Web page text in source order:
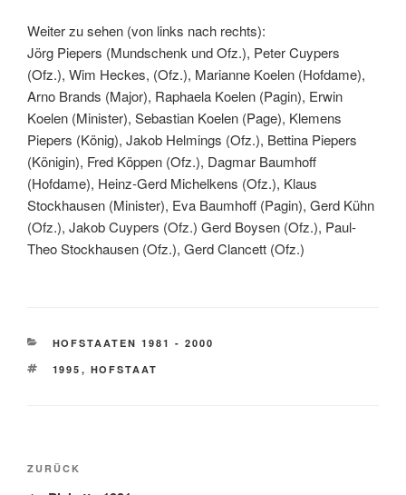
Weiter zu sehen (von links nach rechts):
Jörg Piepers (Mundschenk und Ofz.), Peter Cuypers
(Ofz.), Wim Heckes, (Ofz.), Marianne Koelen (Hofdame),
Arno Brands (Major), Raphaela Koelen (Pagin), Erwin
Koelen (Minister), Sebastian Koelen (Page), Klemens
Piepers (König), Jakob Helmings (Ofz.), Bettina Piepers
(Königin), Fred Köppen (Ofz.), Dagmar Baumhoff
(Hofdame), Heinz-Gerd Michelkens (Ofz.), Klaus
Stockhausen (Minister), Eva Baumhoff (Pagin), Gerd Kühn
(Ofz.), Jakob Cuypers (Ofz.) Gerd Boysen (Ofz.), Paul-
Theo Stockhausen (Ofz.), Gerd Clancett (Ofz.)
KATEGORIEN
HOFSTAATEN 1981 - 2000
SCHLAGWÖRTER
1995 , HOFSTAAT
Beitragsnavigation
Vorheriger
ZURÜCK